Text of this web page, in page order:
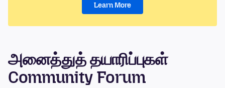
Learn More
அனைத்துத் தயாரிப்புகள்
Community Forum